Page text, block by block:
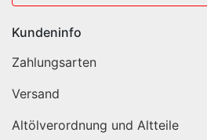
Kundeninfo
Zahlungsarten
Versand
Altölverordnung und Altteile